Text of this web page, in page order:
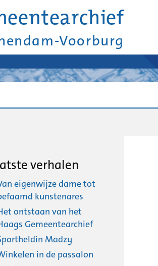
Voorburg
verhalen
eigenwijze dame tot
kunstenares
ontstaan van het
Gemeentearchief
Madzy
in de passalon